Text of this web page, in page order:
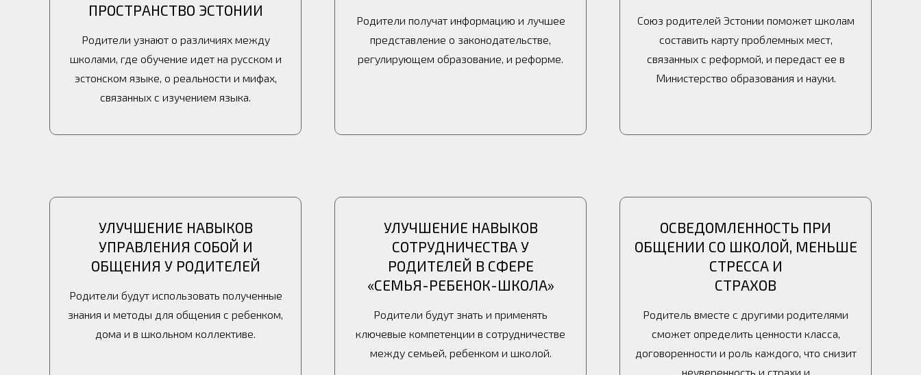
ПРОСТРАНСТВО ЭСТОНИИ
Родители узнают о различиях между
школами, где обучение идет на русском и
эстонском языке, о реальности и мифах,
связанных с изучением языка.
Родители получат информацию и лучшее
представление о законодательстве,
регулирующем образование, и реформе.
Союз родителей Эстонии поможет школам
составить карту проблемных мест,
связанных с реформой, и передаст ее в
Министерство образования и науки.
УЛУЧШЕНИЕ НАВЫКОВ
УПРАВЛЕНИЯ СОБОЙ И
ОБЩЕНИЯ У РОДИТЕЛЕЙ
Родители будут использовать полученные
знания и методы для общения с ребенком,
дома и в школьном коллективе.
УЛУЧШЕНИЕ НАВЫКОВ
СОТРУДНИЧЕСТВА У
РОДИТЕЛЕЙ В СФЕРЕ
«СЕМЬЯ-РЕБЕНОК-ШКОЛА»
Родители будут знать и применять
ключевые компетенции в сотрудничестве
между семьей, ребенком и школой.
ОСВЕДОМЛЕННОСТЬ ПРИ
ОБЩЕНИИ СО ШКОЛОЙ, МЕНЬШЕ
СТРЕССА И
СТРАХОВ
Родитель вместе с другими родителями
сможет определить ценности класса,
договоренности и роль каждого, что снизит
неуверенность и страхи и